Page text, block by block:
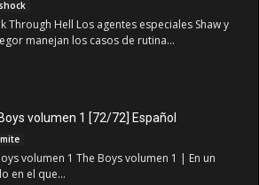
Through Hell Los agentes especiales Shaw y
manejan los casos de rutina...
volumen 1 [72/72] Español
volumen 1 The Boys volumen 1 | En un
en el que...